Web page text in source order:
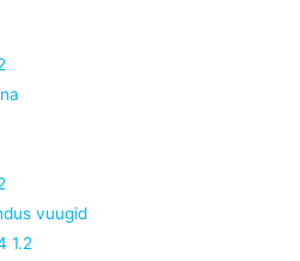
vuugid
1.2